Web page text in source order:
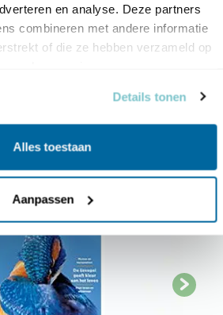
en analyse. Deze partners
combineren met andere informatie
of die ze hebben verzameld op
Details tonen
Alles toestaan
Aanpassen
van Vogelbescherming.